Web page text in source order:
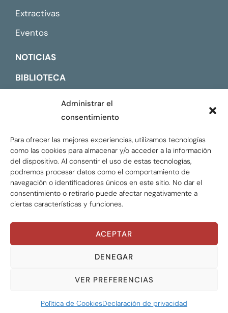
Administrar el
consentimiento
Para ofrecer las mejores experiencias, utilizamos tecnologías
como las cookies para almacenar y/o acceder a la información
del dispositivo. Al consentir el uso de estas tecnologías,
podremos procesar datos como el comportamiento de
navegación o identificadores únicos en este sitio. No dar el
consentimiento o retirarlo puede afectar negativamente a
ciertas características y funciones.
ACEPTAR
DENEGAR
VER PREFERENCIAS
Política de CookiesDeclaración de privacidad
TODAS LAS ÁREAS
FISCALIDAD Y DERECHOS HUMANOS
TIPOS DE RECURSO
TODOS LOS TIPOS
Extractivas
Eventos
NOTICIAS
BIBLIOTECA
Global Tax Justice © 2026. Todos los derechos
Privacy policy